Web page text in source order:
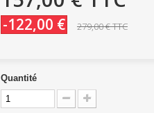
-122,00 € 279,00 €TTC
Quantité